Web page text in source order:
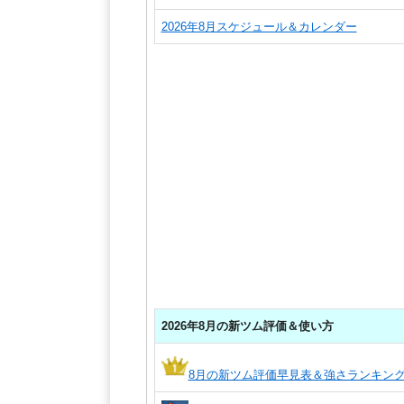
2026年8月スケジュール＆カレンダー
2026年8月の新ツム評価＆使い方
8月の新ツム評価早見表＆強さランキン